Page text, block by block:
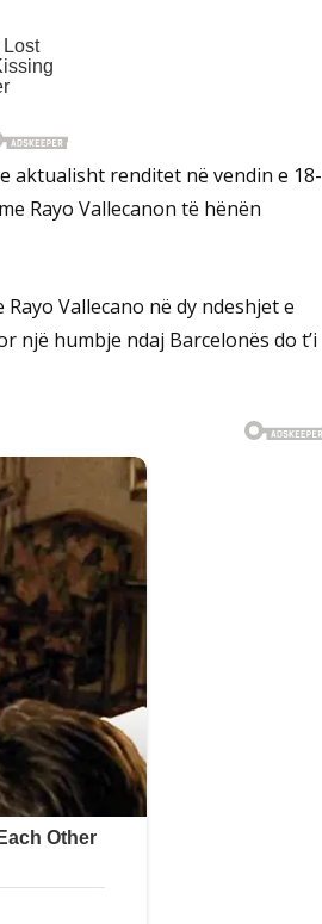
aktualisht renditet në vendin e 18-
Rayo Vallecanon të hënën
Vallecano në dy ndeshjet e
një humbje ndaj Barcelonës do t’i